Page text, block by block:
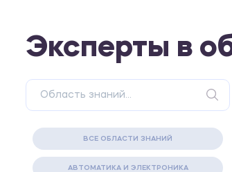
Эксперты в
ВСЕ ОБЛАСТИ ЗНАНИЙ
АВТОМАТИКА И ЭЛЕКТРОНИКА